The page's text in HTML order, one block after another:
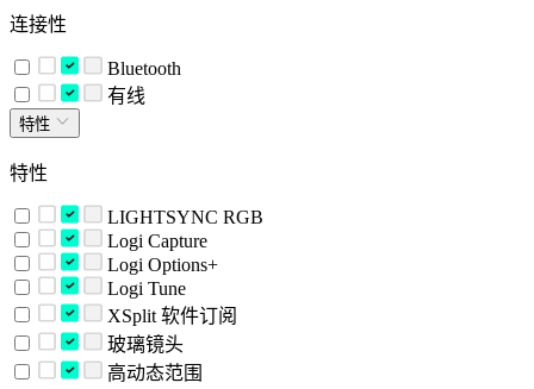
连接性
Bluetooth
有线
特性
特性
LIGHTSYNC RGB
Logi Capture
Logi Options+
Logi Tune
XSplit 软件订阅
玻璃镜头
高动态范围